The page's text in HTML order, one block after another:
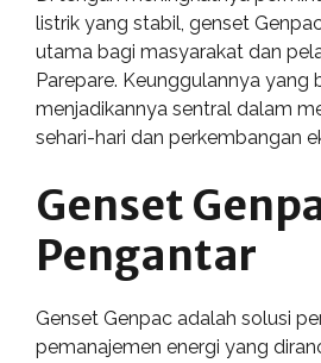
listrik yang stabil, genset
utama bagi masyarakat dan
Parepare. Keunggulannya yang
menjadikannya sentral dalam
sehari-hari dan perkembangan
Genset
Pengantar
Genset Genpac adalah solusi
pemanajemen energi yang